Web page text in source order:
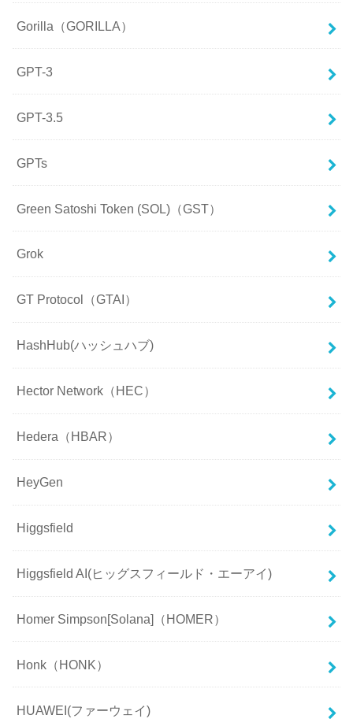
Gorilla（GORILLA）
GPT-3
GPT-3.5
GPTs
Green Satoshi Token (SOL)（GST）
Grok
GT Protocol（GTAI）
HashHub(ハッシュハブ)
Hector Network（HEC）
Hedera（HBAR）
HeyGen
Higgsfield
Higgsfield AI(ヒッグスフィールド・エーアイ)
Homer Simpson[Solana]（HOMER）
Honk（HONK）
HUAWEI(ファーウェイ)